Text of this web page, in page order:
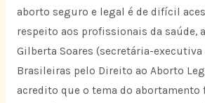
aborto seguro e legal é de difícil
respeito aos profissionais da saúde,
Gilberta Soares (secretária-executiva
Brasileiras pelo Direito ao Aborto
acredito que o tema do abortamento